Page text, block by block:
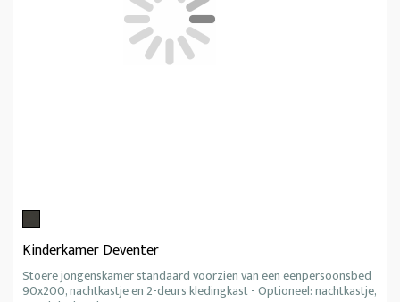
Kinderkamer Deventer
Stoere jongenskamer standaard voorzien van een eenpersoonsbed
90x200, nachtkastje en 2-deurs kledingkast - Optioneel: nachtkastje,